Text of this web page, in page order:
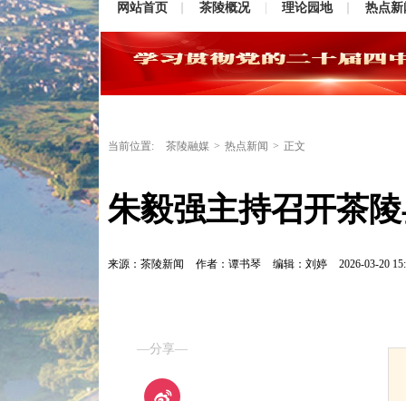
网站首页 茶陵概况 理论园地 热点新
当前位置: 茶陵融媒 > 热点新闻 > 正文
朱毅强主持召开茶
来源：茶陵新闻 作者：谭书琴 编辑：刘婷 2026-03-20
—分享—